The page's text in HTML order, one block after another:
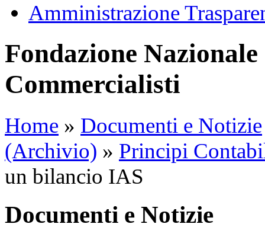
Amministrazione
Fondazione
Commercialisti
Home » Documenti e Notizie
(Archivio) » Principi
un bilancio IAS
Documenti e Notizie